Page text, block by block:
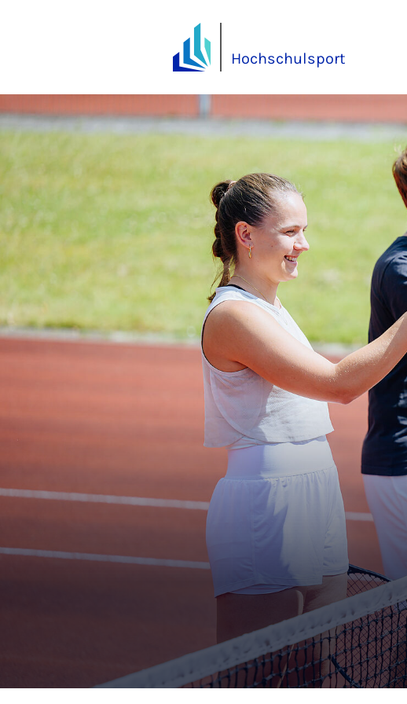
Hochschulsport